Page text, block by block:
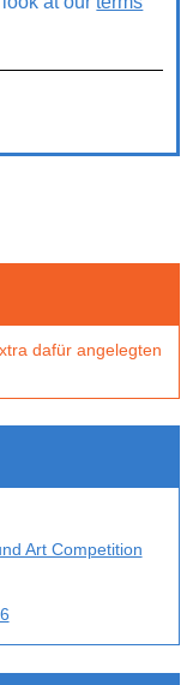
dafür angelegten
Art Competition